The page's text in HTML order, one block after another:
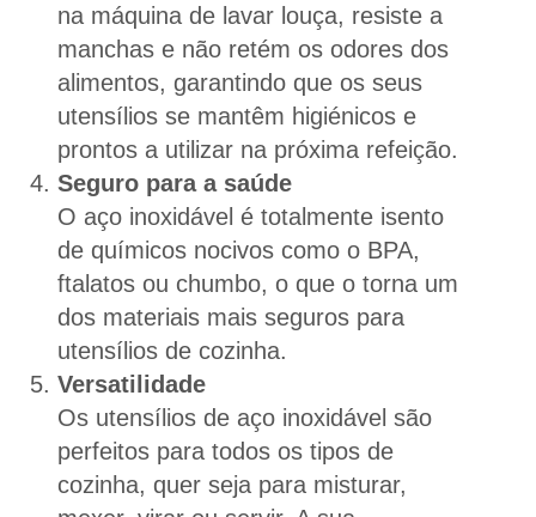
na máquina de lavar louça, resiste a
manchas e não retém os odores dos
alimentos, garantindo que os seus
utensílios se mantêm higiénicos e
prontos a utilizar na próxima refeição.
Seguro para a saúde
O aço inoxidável é totalmente isento
de químicos nocivos como o BPA,
ftalatos ou chumbo, o que o torna um
dos materiais mais seguros para
utensílios de cozinha.
Versatilidade
Os utensílios de aço inoxidável são
perfeitos para todos os tipos de
cozinha, quer seja para misturar,